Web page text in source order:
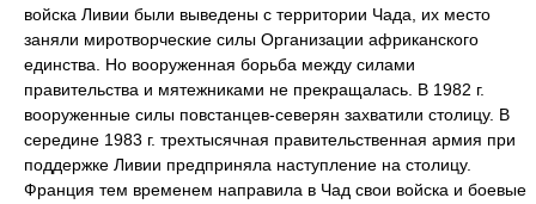
войска Ливии были выведены с территории Чада, их место
заняли миротворческие силы Организации африканского
единства. Но вооруженная борьба между силами
правительства и мятежниками не прекращалась. В 1982 г.
вооруженные силы повстанцев-северян захватили столицу. В
середине 1983 г. трехтысячная правительственная армия при
поддержке Ливии предприняла наступление на столицу.
Франция тем временем направила в Чад свои войска и боевые